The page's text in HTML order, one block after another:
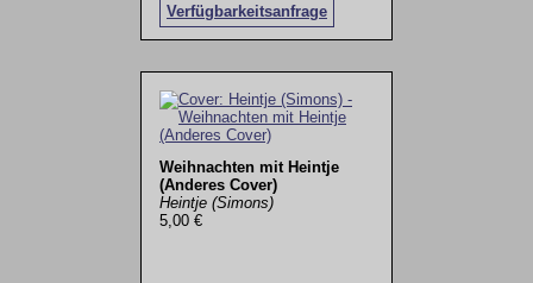
Verfügbarkeitsanfrage
Weihnachten mit Heintje
(Anderes Cover)
Heintje (Simons)
5,00 €